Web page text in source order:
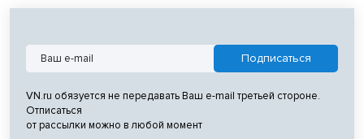
VN.ru обязуется не передавать Ваш e-mail третьей стороне.
Отписаться
от рассылки можно в любой момент